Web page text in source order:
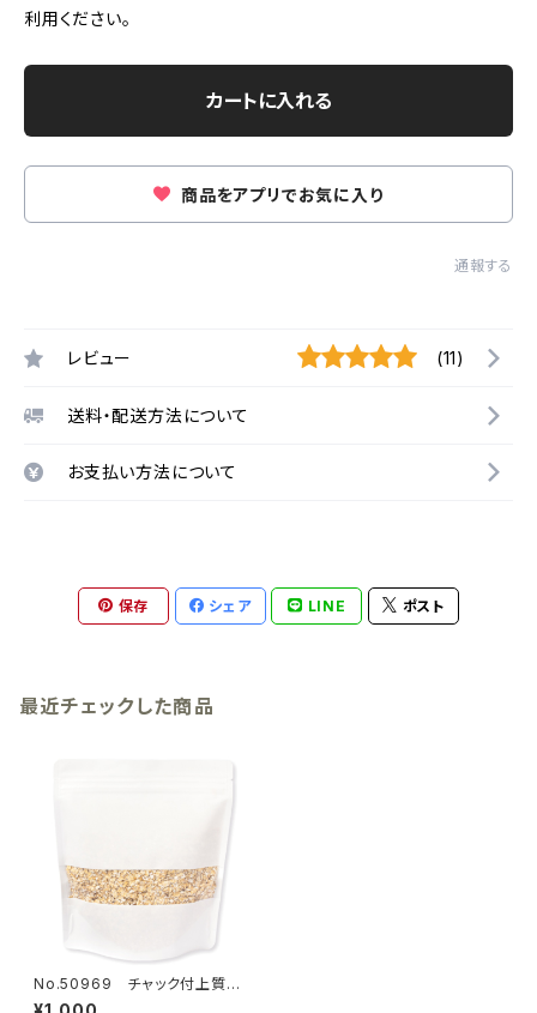
利用ください。
カートに入れる
商品をアプリでお気に入り
通報する
レビュー (11)
送料・配送方法について
お支払い方法について
保存 シェア LINE ポスト
最近チェックした商品
No.50969 チャック付上質紙
スタンド窓付 180×200mm 1